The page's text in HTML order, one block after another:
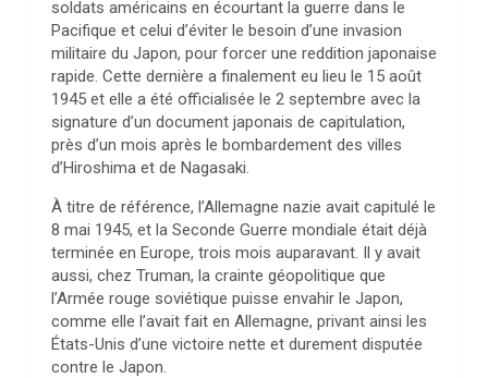
soldats américains en écourtant la guerre dans le
Pacifique et celui d’éviter le besoin d’une invasion
militaire du Japon, pour forcer une reddition japonaise
rapide. Cette dernière a finalement eu lieu le 15 août
1945 et elle a été officialisée le 2 septembre avec la
signature d’un document japonais de capitulation,
près d’un mois après le bombardement des villes
d’Hiroshima et de Nagasaki.
À titre de référence, l’Allemagne nazie avait capitulé le
8 mai 1945, et la Seconde Guerre mondiale était déjà
terminée en Europe, trois mois auparavant. Il y avait
aussi, chez Truman, la crainte géopolitique que
l’Armée rouge soviétique puisse envahir le Japon,
comme elle l’avait fait en Allemagne, privant ainsi les
États-Unis d’une victoire nette et durement disputée
contre le Japon.